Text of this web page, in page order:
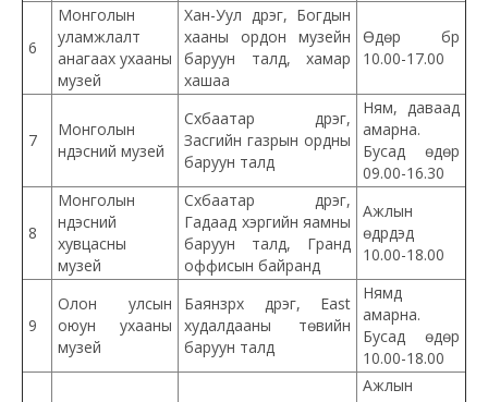
6
Монголын
уламжлалт
анагаах ухааны
музей
Хан-Уул дүүрэг, Богдын
хааны ордон музейн
баруун талд, хамар
хашаа
Өдөр бүр
10.00-17.00
7
Монголын
үндэсний музей
Сүхбаатар дүүрэг,
Засгийн газрын ордны
баруун талд
Ням, даваад
амарна.
Бусад өдөр
09.00-16.30
8
Монголын
үндэсний
хувцасны
музей
Сүхбаатар дүүрэг,
Гадаад хэргийн яамны
баруун талд, Гранд
оффисын байранд
Ажлын
өдрүүдэд
10.00-18.00
9
Олон улсын
оюун ухааны
музей
Баянзүрх дүүрэг, East
худалдааны төвийн
баруун талд
Нямд
амарна.
Бусад өдөр
10.00-18.00
Ажлын